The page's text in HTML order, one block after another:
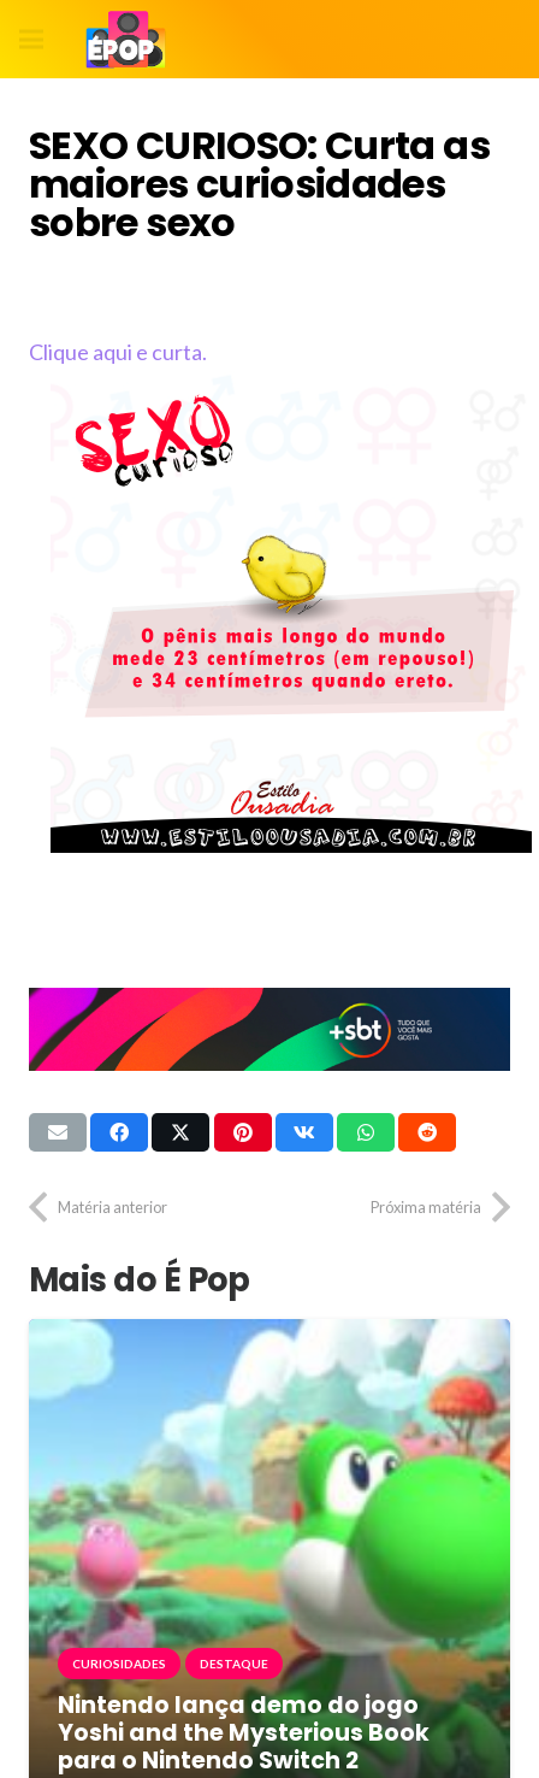
SEXO CURIOSO: Curta as
maiores curiosidades
sobre sexo
Clique aqui e curta.
Matéria anterior Próxima matéria
Mais do É Pop
CURIOSIDADES DESTAQUE
Nintendo lança demo do jogo
Yoshi and the Mysterious Book
para o Nintendo Switch 2